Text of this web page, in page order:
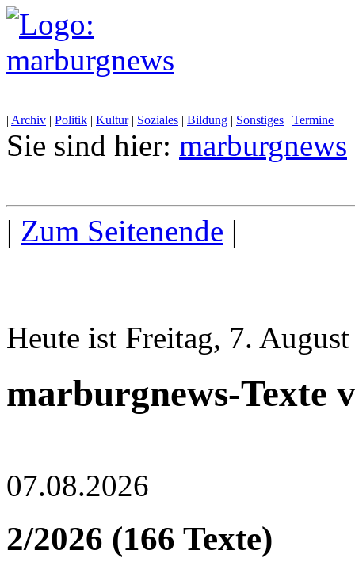
| Archiv | Politik | Kultur| Soziales | Bildung | Sonstiges | Termine |
Sie sind hier: marburgnews
| Zum Seitenende |
Heute ist Freitag, 7.
marburgnews-Texte
07.08.2026
2/2026 (166 Texte)